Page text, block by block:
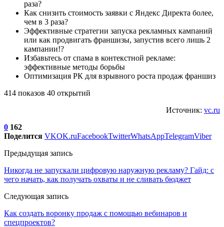
раза?
Как снизить стоимость заявки с Яндекс Директа более,
чем в 3 раза?
Эффективные стратегии запуска рекламных кампаний
или как продвигать франшизы, запустив всего лишь 2
кампании!?
Избавьтесь от спама в контекстной рекламе:
эффективные методы борьбы
Оптимизация РК для взрывного роста продаж франшиз
414 показов 40 открытий
Источник: vc.ru
0 162
Поделится VKOK.ruFacebookTwitterWhatsAppTelegramViber
Предыдущая запись
Никогда не запускали цифровую наружную рекламу? Гайд: с
чего начать, как получать охваты и не сливать бюджет
Следующая запись
Как создать воронку продаж с помощью вебинаров и
спецпроектов?